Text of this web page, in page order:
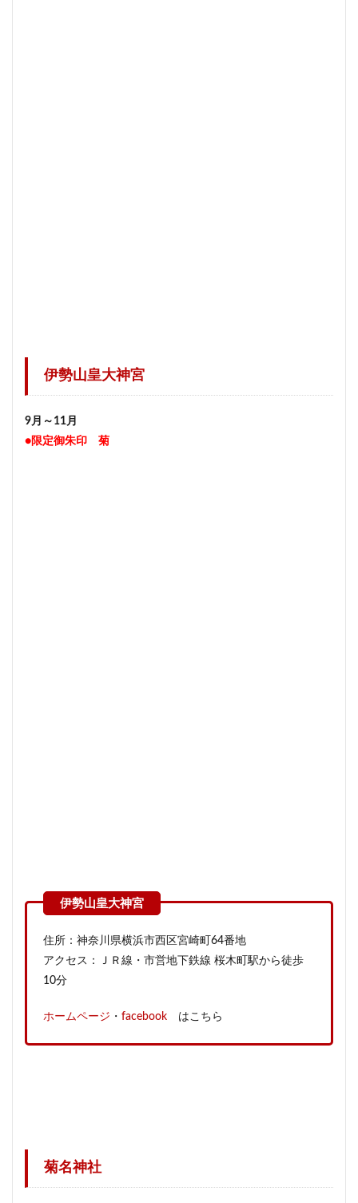
伊勢山皇大神宮
9月～11月
●限定御朱印 菊
住所：神奈川県横浜市西区宮崎町64番地
アクセス：ＪＲ線・市営地下鉄線 桜木町駅から徒歩
10分
ホームページ ・ facebook はこちら
菊名神社